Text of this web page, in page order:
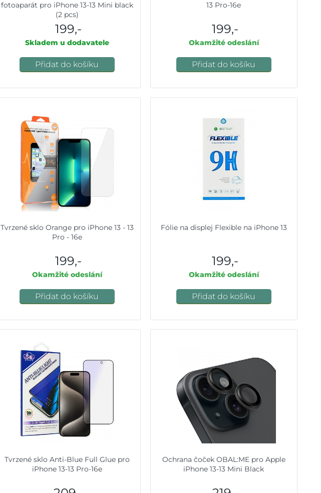
fotoaparát pro iPhone 13-13 Mini black
(2 pcs)
199,-
Skladem u dodavatele
Přidat do košíku
13 Pro-16e
199,-
Okamžité odeslání
Přidat do košíku
Tvrzené sklo Orange pro iPhone 13 - 13
Pro - 16e
199,-
Okamžité odeslání
Přidat do košíku
Fólie na displej Flexible na iPhone 13
199,-
Okamžité odeslání
Přidat do košíku
Tvrzené sklo Anti-Blue Full Glue pro
iPhone 13-13 Pro-16e
Ochrana čoček OBAL:ME pro Apple
iPhone 13-13 Mini Black